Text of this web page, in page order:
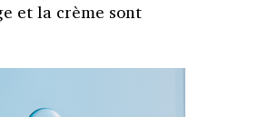
et la crème sont